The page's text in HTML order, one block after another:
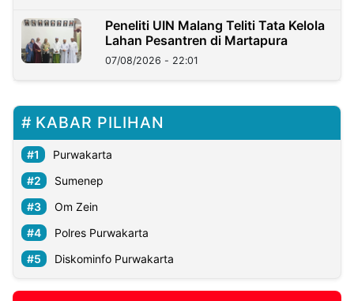
Peneliti UIN Malang Teliti Tata Kelola
Lahan Pesantren di Martapura
07/08/2026 - 22:01
KABAR PILIHAN
Purwakarta
Sumenep
Om Zein
Polres Purwakarta
Diskominfo Purwakarta